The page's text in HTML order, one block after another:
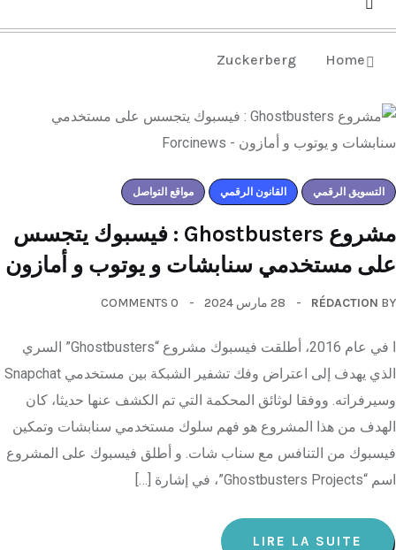
Home
Zuckerberg
التسويق الرقمي القانون الرقمي مواقع التواصل
مشروع Ghostbusters : فيسبوك يتجسس
على مستخدمي سنابشات و يوتوب و أمازون
BY
RÉDACTION 28 مارس 2024 0 COMMENTS
ا في عام 2016، أطلقت فيسبوك مشروع “Ghostbusters” السري
الذي يهدف إلى اعتراض وفك تشفير الشبكة بين مستخدمي Snapchat
وسيرفراته. ووفقا لوثائق المحكمة التي تم الكشف عنها حديثا، كان
الهدف من هذا المشروع هو فهم سلوك مستخدمي سنابشات وتمكين
فيسبوك من التنافس مع سناب شات. و أطلق فيسبوك على المشروع
اسم “Ghostbusters Projects”، في إشارة […]
LIRE LA SUITE